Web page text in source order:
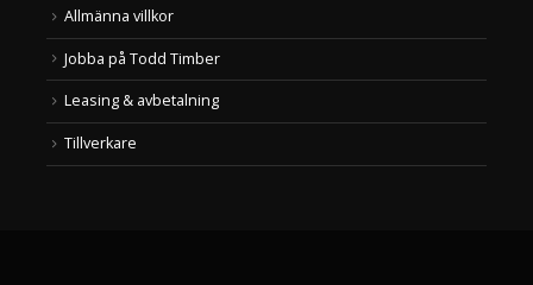
Allmänna villkor
Jobba på Todd Timber
Leasing & avbetalning
Tillverkare